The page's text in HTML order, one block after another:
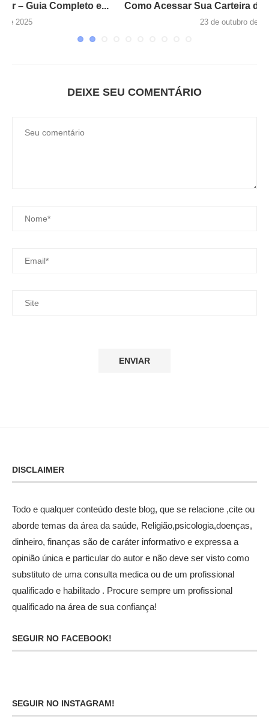
Como Acessar Sua Carteira de Trabalho Digital –...
DEIXE SEU COMENTÁRIO
DISCLAIMER
Todo e qualquer conteúdo deste blog, que se relacione ,cite ou
aborde temas da área da saúde, Religião,psicologia,doenças,
dinheiro, finanças são de caráter informativo e expressa a
opinião única e particular do autor e não deve ser visto como
substituto de uma consulta medica ou de um profissional
qualificado e habilitado . Procure sempre um profissional
qualificado na área de sua confiança!
SEGUIR NO FACEBOOK!
SEGUIR NO INSTAGRAM!